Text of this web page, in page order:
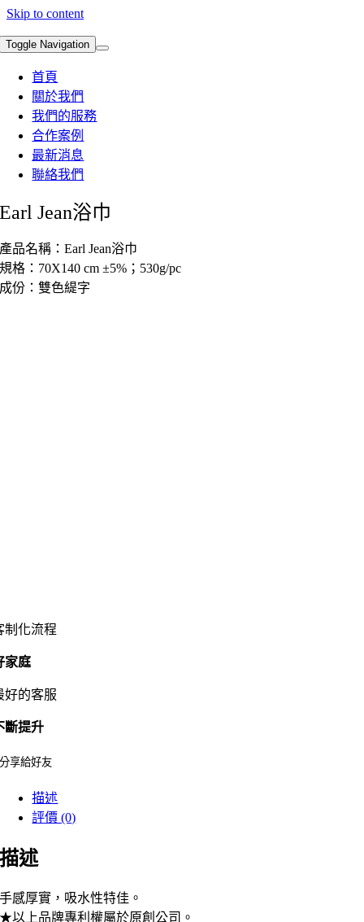
Skip to content
Toggle Navigation
首頁
關於我們
我們的服務
合作案例
最新消息
聯絡我們
Earl Jean浴巾
產品名稱：Earl Jean浴巾
規格：70X140 cm ±5%；530g/pc
成份：雙色緹字
制化流程
家庭
好的客服
斷提升
分享給好友
描述
評價 (0)
描述
手感厚實，吸水性特佳。
★以上品牌專利權屬於原創公司。